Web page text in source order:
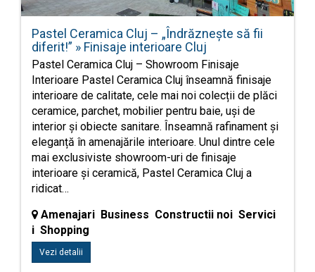
Pastel Ceramica Cluj – „Îndrăznește să fii
diferit!” » Finisaje interioare Cluj
Pastel Ceramica Cluj – Showroom Finisaje
Interioare Pastel Ceramica Cluj înseamnă finisaje
interioare de calitate, cele mai noi colecții de plăci
ceramice, parchet, mobilier pentru baie, uși de
interior și obiecte sanitare. Înseamnă rafinament și
eleganță în amenajările interioare. Unul dintre cele
mai exclusiviste showroom-uri de finisaje
interioare și ceramică, Pastel Ceramica Cluj a
ridicat…
Amenajari Business Constructii noi Servici
i Shopping
Vezi detalii